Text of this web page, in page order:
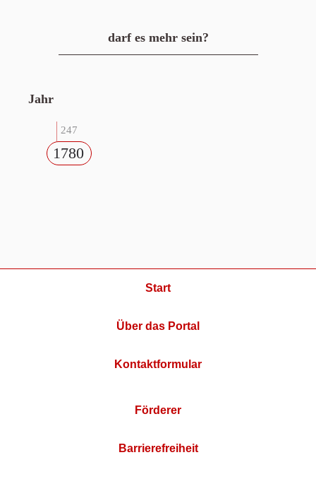
darf es mehr sein?
Jahr
247
1780
Start
Über das Portal
Kontaktformular
Förderer
Barrierefreiheit